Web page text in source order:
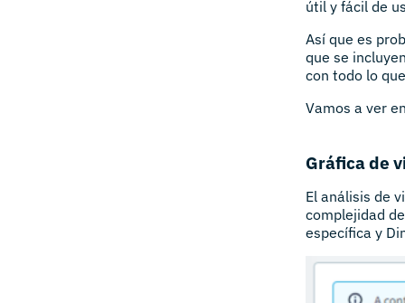
útil y fácil de
Así que es
que se
con todo lo
Vamos a ver
Gráfica de
El análisis de
complejidad
específica y